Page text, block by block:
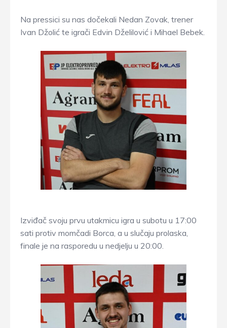
Na pressici su nas dočekali Nedan Zovak, trener
Ivan Džolić te igrači Edvin Dželilović i Mihael Bebek.
Izviđač svoju prvu utakmicu igra u subotu u 17:00
sati protiv momčadi Borca, a u slučaju prolaska,
finale je na rasporedu u nedjelju u 20:00.